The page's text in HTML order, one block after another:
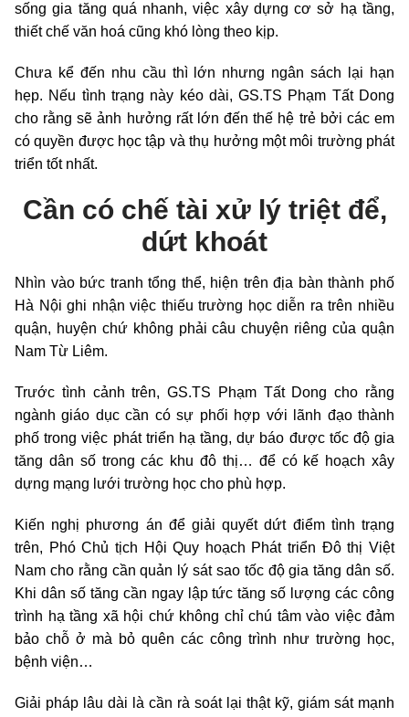
sống gia tăng quá nhanh, việc xây dựng cơ sở hạ tầng,
thiết chế văn hoá cũng khó lòng theo kịp.
Chưa kể đến nhu cầu thì lớn nhưng ngân sách lại hạn
hẹp. Nếu tình trạng này kéo dài, GS.TS Phạm Tất Dong
cho rằng sẽ ảnh hưởng rất lớn đến thế hệ trẻ bởi các em
có quyền được học tập và thụ hưởng một môi trường phát
triển tốt nhất.
Cần có chế tài xử lý triệt để,
dứt khoát
Nhìn vào bức tranh tổng thể, hiện trên địa bàn thành phố
Hà Nội ghi nhận việc thiếu trường học diễn ra trên nhiều
quận, huyện chứ không phải câu chuyện riêng của quận
Nam Từ Liêm.
Trước tình cảnh trên, GS.TS Phạm Tất Dong cho rằng
ngành giáo dục cần có sự phối hợp với lãnh đạo thành
phố trong việc phát triển hạ tầng, dự báo được tốc độ gia
tăng dân số trong các khu đô thị… để có kế hoạch xây
dựng mạng lưới trường học cho phù hợp.
Kiến nghị phương án để giải quyết dứt điểm tình trạng
trên, Phó Chủ tịch Hội Quy hoạch Phát triển Đô thị Việt
Nam cho rằng cần quản lý sát sao tốc độ gia tăng dân số.
Khi dân số tăng cần ngay lập tức tăng số lượng các công
trình hạ tầng xã hội chứ không chỉ chú tâm vào việc đảm
bảo chỗ ở mà bỏ quên các công trình như trường học,
bệnh viện…
Giải pháp lâu dài là cần rà soát lại thật kỹ, giám sát mạnh